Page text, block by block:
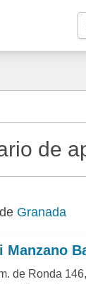
de
Granada
Manzano
de Ronda